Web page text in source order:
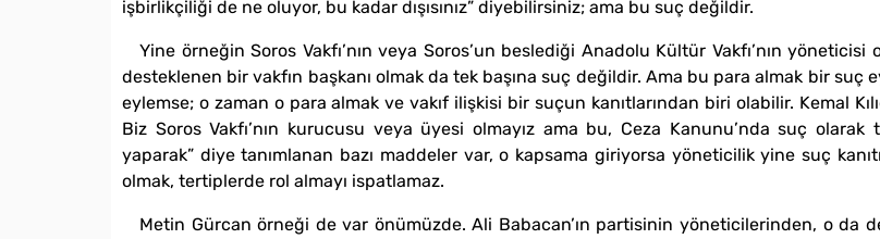
işbirlikçiliği de ne oluyor, bu kadar dışısınız” diyebilirsiniz; ama bu suç değildir.
Yine örneğin Soros Vakfı’nın veya Soros’un beslediği Anadolu Kültür Vakfı’nın
desteklenen bir vakfın başkanı olmak da tek başına suç değildir. Ama bu para almak bir suç
eylemse; o zaman o para almak ve vakıf ilişkisi bir suçun kanıtlarından biri olabilir. Kemal
Biz Soros Vakfı’nın kurucusu veya üyesi olmayız ama bu, Ceza Kanunu’nda suç olarak
yaparak” diye tanımlanan bazı maddeler var, o kapsama giriyorsa yöneticilik yine suç
olmak, tertiplerde rol almayı ispatlamaz.
Metin Gürcan örneği de var önümüzde. Ali Babacan’ın partisinin yöneticilerinden, o da